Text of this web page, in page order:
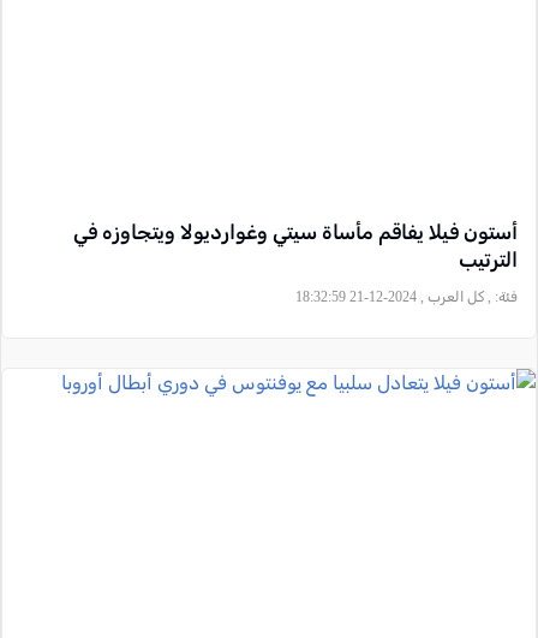
أستون فيلا يفاقم مأساة سيتي وغوارديولا ويتجاوزه في
الترتيب
فئة: , كل العرب , 2024-12-21 18:32:59